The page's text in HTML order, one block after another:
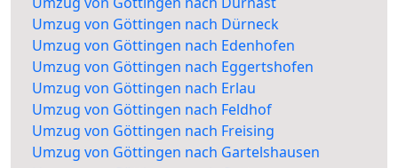
Umzug von Göttingen nach Dürneck
Umzug von Göttingen nach Edenhofen
Umzug von Göttingen nach Eggertshofen
Umzug von Göttingen nach Erlau
Umzug von Göttingen nach Feldhof
Umzug von Göttingen nach Freising
Umzug von Göttingen nach Gartelshausen